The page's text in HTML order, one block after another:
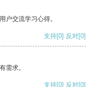
户交流学习心得。
支持[0] 反对[0]
需求。
支持[0] 反对[0]